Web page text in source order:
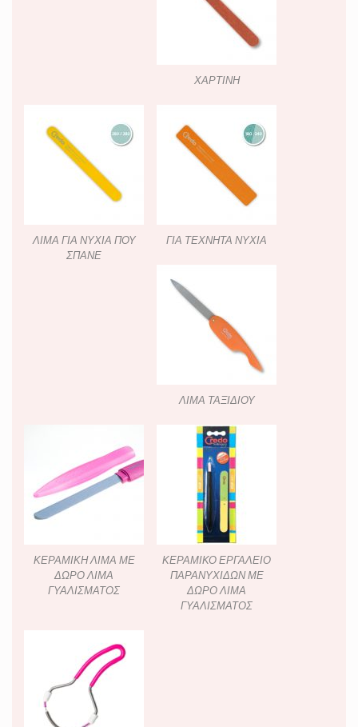
ΧΑΡΤΙΝΗ
ΛΙΜΑ ΓΙΑ ΝΥΧΙΑ ΠΟΥ
ΣΠΑΝΕ
ΓΙΑ ΤΕΧΝΗΤΑ ΝΥΧΙΑ
ΛΙΜΑ ΤΑΞΙΔΙΟΥ
ΚΕΡΑΜΙΚΗ ΛΙΜΑ ΜΕ
ΔΩΡΟ ΛΙΜΑ
ΓΥΑΛΙΣΜΑΤΟΣ
ΚΕΡΑΜΙΚΟ ΕΡΓΑΛΕΙΟ
ΠΑΡΑΝΥΧΙΔΩΝ ΜΕ
ΔΩΡΟ ΛΙΜΑ
ΓΥΑΛΙΣΜΑΤΟΣ